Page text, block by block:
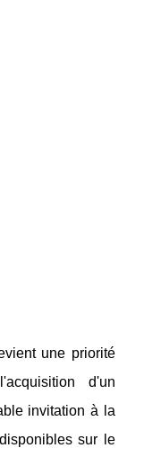
une priorité
d'un
invitation à la
sur le